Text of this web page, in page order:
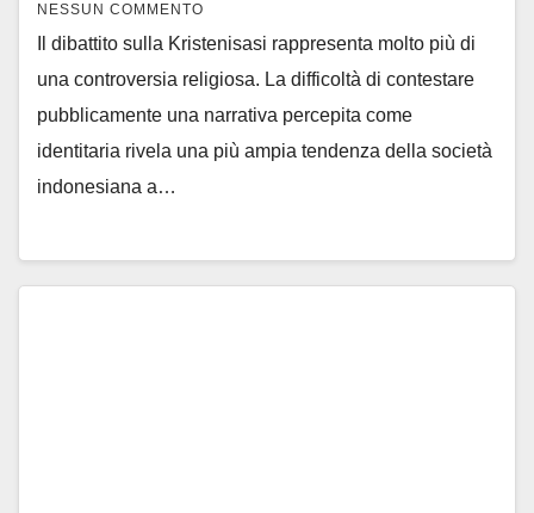
NESSUN COMMENTO
Il dibattito sulla Kristenisasi rappresenta molto più di
una controversia religiosa. La difficoltà di contestare
pubblicamente una narrativa percepita come
identitaria rivela una più ampia tendenza della società
indonesiana a…